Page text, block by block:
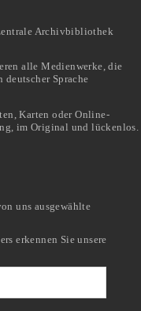
Archivbibliothek
alle Medienwerke, die
Sprache
Karten oder Online-
im Original und lückenlos.
uns ausgewählte
erkennen Sie unsere